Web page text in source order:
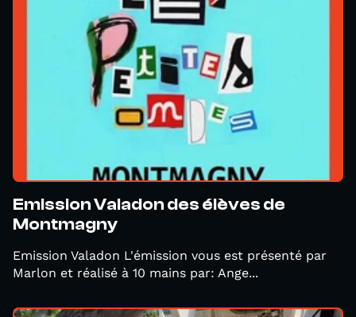
Emission Valadon des élèves de
Montmagny
Emission Valadon L'émission vous est présenté par
Marlon et réalisé à 10 mains par: Ange...